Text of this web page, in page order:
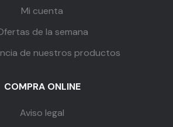
Mi cuenta
de la semana
de nuestros productos
COMPRA ONLINE
Aviso legal